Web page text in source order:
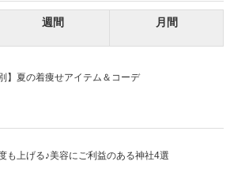
週間 月間
】夏の着痩せアイテム＆コーデ
も上げる♪美容にご利益のある神社4選